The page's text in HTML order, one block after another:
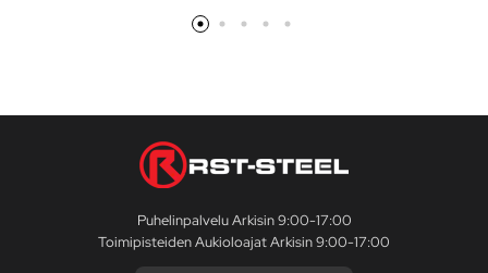
Puhelinpalvelu Arkisin 9:00-17:00
Toimipisteiden Aukioloajat Arkisin 9:00-17:00